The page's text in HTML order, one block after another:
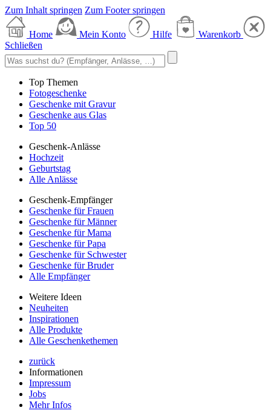
Zum Inhalt springen Zum Footer springen
Home Mein Konto Hilfe
Warenkorb
Schließen
Top Themen
Fotogeschenke
Geschenke mit Gravur
Geschenke aus Glas
Top 50
Geschenk-Anlässe
Hochzeit
Geburtstag
Alle Anlässe
Geschenk-Empfänger
Geschenke für Frauen
Geschenke für Männer
Geschenke für Mama
Geschenke für Papa
Geschenke für Schwester
Geschenke für Bruder
Alle Empfänger
Weitere Ideen
Neuheiten
Inspirationen
Alle Produkte
Alle Geschenkethemen
zurück
Informationen
Impressum
Jobs
Mehr Infos